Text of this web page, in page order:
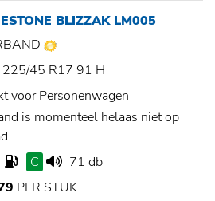
BLIZZAK LM005
225/45 R17 91 H
voor Personenwagen
is momenteel helaas niet op
C
71 db
PER STUK